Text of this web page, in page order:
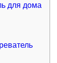
для дома